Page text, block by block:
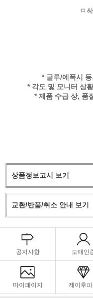
ㅁ
* 글루/에폭시
* 각도 및 모니터 상
* 제품 수급 상, 품
상품정보고시 보기
교환/반품/취소 안내 보기
공지사항 도매인
마이페이지 제이후